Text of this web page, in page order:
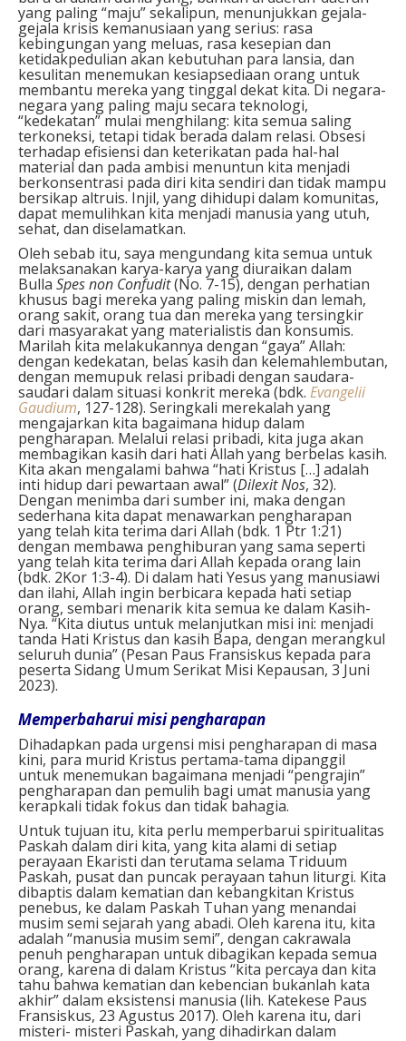
yang paling “maju” sekalipun, menunjukkan gejala-
gejala krisis kemanusiaan yang serius: rasa
kebingungan yang meluas, rasa kesepian dan
ketidakpedulian akan kebutuhan para lansia, dan
kesulitan menemukan kesiapsediaan orang untuk
membantu mereka yang tinggal dekat kita. Di negara-
negara yang paling maju secara teknologi,
“kedekatan” mulai menghilang: kita semua saling
terkoneksi, tetapi tidak berada dalam relasi. Obsesi
terhadap efisiensi dan keterikatan pada hal-hal
material dan pada ambisi menuntun kita menjadi
berkonsentrasi pada diri kita sendiri dan tidak mampu
bersikap altruis. Injil, yang dihidupi dalam komunitas,
dapat memulihkan kita menjadi manusia yang utuh,
sehat, dan diselamatkan.
Oleh sebab itu, saya mengundang kita semua untuk
melaksanakan karya-karya yang diuraikan dalam
Bulla Spes non Confudit(No. 7-15), dengan perhatian
khusus bagi mereka yang paling miskin dan lemah,
orang sakit, orang tua dan mereka yang tersingkir
dari masyarakat yang materialistis dan konsumis.
Marilah kita melakukannya dengan “gaya” Allah:
dengan kedekatan, belas kasih dan kelemahlembutan,
dengan memupuk relasi pribadi dengan saudara-
saudari dalam situasi konkrit mereka (bdk. Evangelii
Gaudium, 127-128). Seringkali merekalah yang
mengajarkan kita bagaimana hidup dalam
pengharapan. Melalui relasi pribadi, kita juga akan
membagikan kasih dari hati Allah yang berbelas kasih.
Kita akan mengalami bahwa “hati Kristus […] adalah
inti hidup dari pewartaan awal” (Dilexit Nos, 32).
Dengan menimba dari sumber ini, maka dengan
sederhana kita dapat menawarkan pengharapan
yang telah kita terima dari Allah (bdk. 1 Ptr 1:21)
dengan membawa penghiburan yang sama seperti
yang telah kita terima dari Allah kepada orang lain
(bdk. 2Kor 1:3-4). Di dalam hati Yesus yang manusiawi
dan ilahi, Allah ingin berbicara kepada hati setiap
orang, sembari menarik kita semua ke dalam Kasih-
Nya. “Kita diutus untuk melanjutkan misi ini: menjadi
tanda Hati Kristus dan kasih Bapa, dengan merangkul
seluruh dunia” (Pesan Paus Fransiskus kepada para
peserta Sidang Umum Serikat Misi Kepausan, 3 Juni
2023).
Memperbaharui misi pengharapan
Dihadapkan pada urgensi misi pengharapan di masa
kini, para murid Kristus pertama-tama dipanggil
untuk menemukan bagaimana menjadi “pengrajin”
pengharapan dan pemulih bagi umat manusia yang
kerapkali tidak fokus dan tidak bahagia.
Untuk tujuan itu, kita perlu memperbarui spiritualitas
Paskah dalam diri kita, yang kita alami di setiap
perayaan Ekaristi dan terutama selama Triduum
Paskah, pusat dan puncak perayaan tahun liturgi. Kita
dibaptis dalam kematian dan kebangkitan Kristus
penebus, ke dalam Paskah Tuhan yang menandai
musim semi sejarah yang abadi. Oleh karena itu, kita
adalah “manusia musim semi”, dengan cakrawala
penuh pengharapan untuk dibagikan kepada semua
orang, karena di dalam Kristus “kita percaya dan kita
tahu bahwa kematian dan kebencian bukanlah kata
akhir” dalam eksistensi manusia (lih. Katekese Paus
Fransiskus, 23 Agustus 2017). Oleh karena itu, dari
misteri- misteri Paskah, yang dihadirkan dalam